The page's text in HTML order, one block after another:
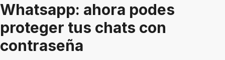
Whatsapp: ahora podes
proteger tus chats con
contraseña